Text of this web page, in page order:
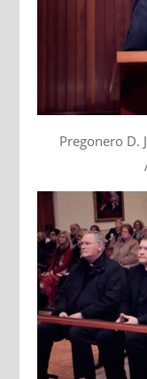
Pregonero D.